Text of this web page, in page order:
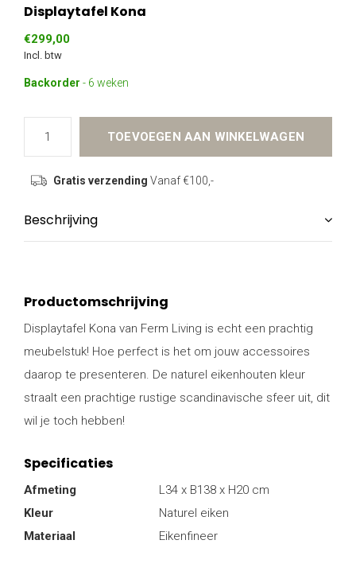
Displaytafel Kona
€299,00
Incl. btw
Backorder - 6 weken
TOEVOEGEN AAN WINKELWAGEN
Gratis verzending Vanaf €100,-
Beschrijving
Productomschrijving
Displaytafel Kona van Ferm Living is echt een prachtig
meubelstuk! Hoe perfect is het om jouw accessoires
daarop te presenteren. De naturel eikenhouten kleur
straalt een prachtige rustige scandinavische sfeer uit, dit
wil je toch hebben!
Specificaties
Afmeting
L34 x B138 x H20 cm
Kleur
Naturel eiken
Materiaal
Eikenfineer